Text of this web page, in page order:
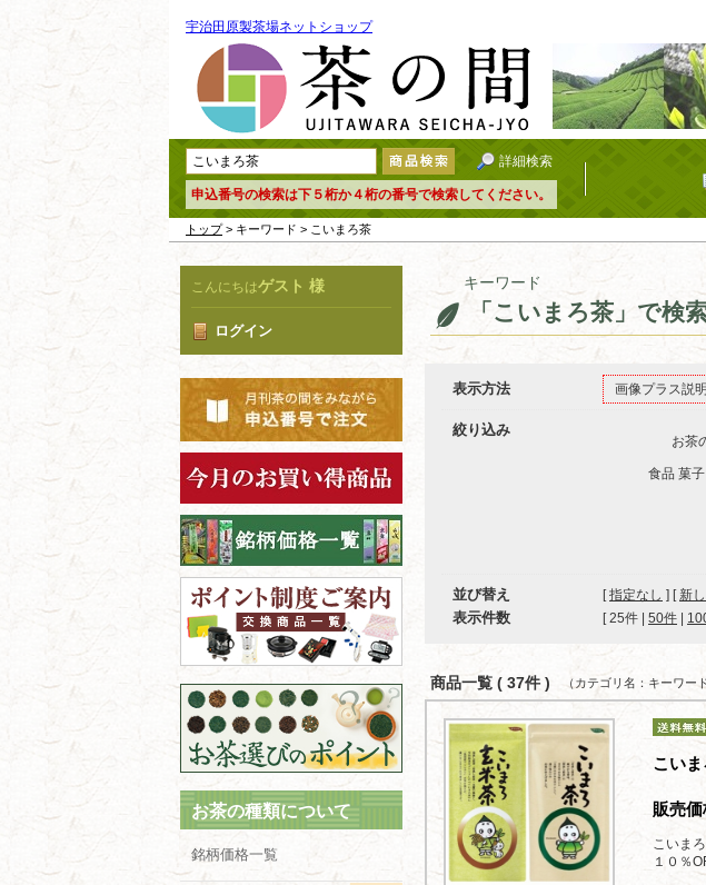
宇治田原製茶場ネットショップ
詳細検索
申込番号の検索は下５桁か４桁の番号で検索してください。
トップ> キーワード > こいまろ茶
こんにちはゲスト 様
ログイン
お茶の種類について
銘柄価格一覧
キーワード
「こいまろ茶」で検
表示方法 画像プラス説
絞り込み
お茶
食品 菓
並び替え [指定なし ] [ 新
表示件数 [ 25件 50件
商品一覧 ( 37件 ) （カテゴリ名：キーワー
こい
販売
こいま
１０％